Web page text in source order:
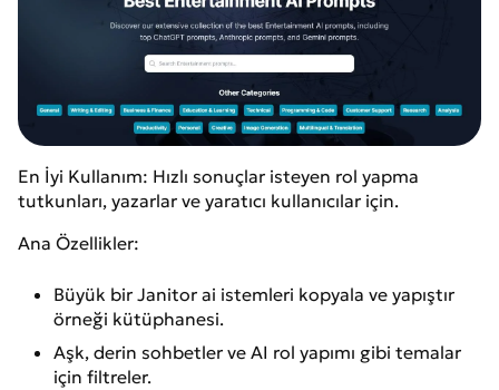
En İyi Kullanım: Hızlı sonuçlar isteyen rol yapma
tutkunları, yazarlar ve yaratıcı kullanıcılar için.
Ana Özellikler:
Büyük bir Janitor ai istemleri kopyala ve yapıştır
örneği kütüphanesi.
Aşk, derin sohbetler ve AI rol yapımı gibi temalar
için filtreler.